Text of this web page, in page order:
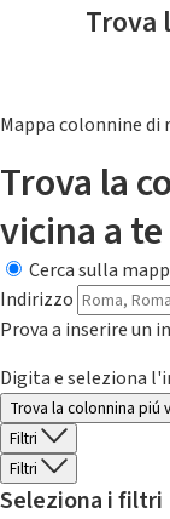
Trova
Mappa colonnine
Trova la
vicina a te
Cerca sulla
Indirizzo
Prova a inserire un
Digita e seleziona
Trova la colonnina piú
Filtri
Filtri
Seleziona i filtri